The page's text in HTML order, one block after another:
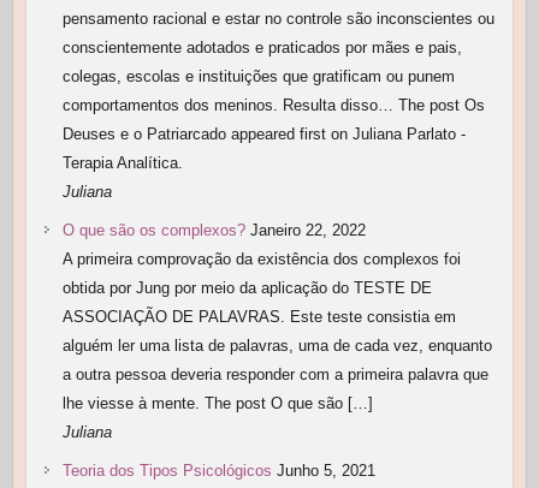
pensamento racional e estar no controle são inconscientes ou
conscientemente adotados e praticados por mães e pais,
colegas, escolas e instituições que gratificam ou punem
comportamentos dos meninos. Resulta disso… The post Os
Deuses e o Patriarcado appeared first on Juliana Parlato -
Terapia Analítica.
Juliana
O que são os complexos? Janeiro 22, 2022
A primeira comprovação da existência dos complexos foi
obtida por Jung por meio da aplicação do TESTE DE
ASSOCIAÇÃO DE PALAVRAS. Este teste consistia em
alguém ler uma lista de palavras, uma de cada vez, enquanto
a outra pessoa deveria responder com a primeira palavra que
lhe viesse à mente. The post O que são […]
Juliana
Teoria dos Tipos Psicológicos Junho 5, 2021